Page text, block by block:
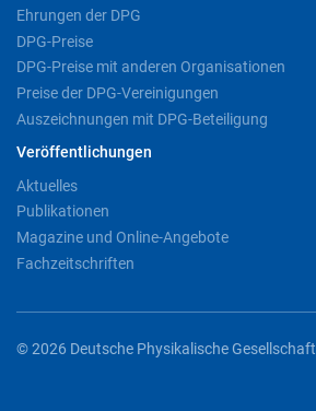
Ehrungen der DPG
DPG-Preise
DPG-Preise mit anderen Organisationen
Preise der DPG-Vereinigungen
Auszeichnungen mit DPG-Beteiligung
Veröffentlichungen
Aktuelles
Publikationen
Magazine und Online-Angebote
Fachzeitschriften
© 2026 Deutsche Physikalische Gesellschaft